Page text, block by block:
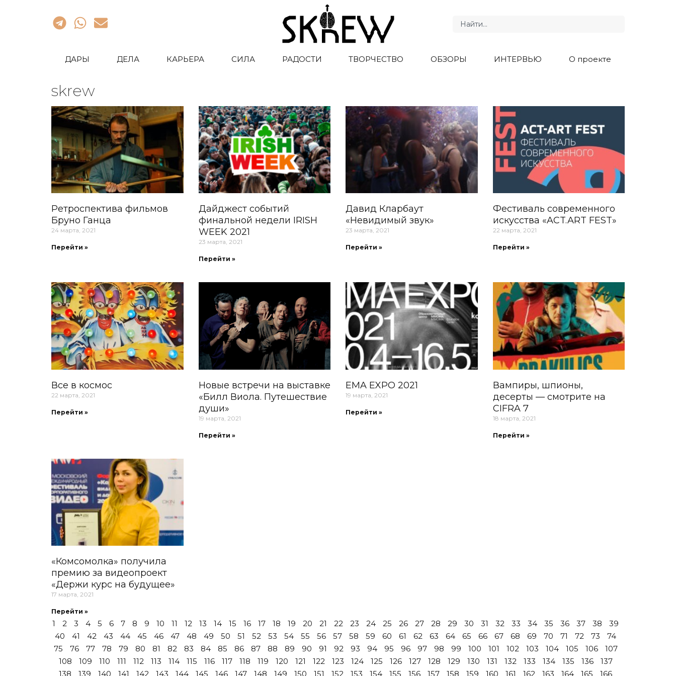
ДАРЫ ДЕЛА КАРЬЕРА СИЛА РАДОСТИ ТВОРЧЕСТВО ОБЗОРЫ ИНТЕРВЬЮ О проекте
skrew
Ретроспектива фильмов
Бруно Ганца
24 марта, 2021
Перейти »
Дайджест событий
финальной недели IRISH
WEEK 2021
23 марта, 2021
Перейти »
Давид Кларбаут
«Невидимый звук»
23 марта, 2021
Перейти »
Фестиваль современного
искусства «ACT.ART FEST»
22 марта, 2021
Перейти »
Все в космос
22 марта, 2021
Перейти »
Новые встречи на выставке
«Билл Виола. Путешествие
души»
19 марта, 2021
Перейти »
EMA EXPO 2021
19 марта, 2021
Перейти »
Вампиры, шпионы,
десерты — смотрите на
CIFRA 7
18 марта, 2021
Перейти »
«Комсомолка» получила
премию за видеопроект
«Держи курс на будущее»
17 марта, 2021
Перейти »
1 2 3 4 5 6 7 8 9 10 11 12 13 14 15 16 17 18 19 20 21 22 23 24 25 26 27 28 29 30 31 32 33 34 35 36 37 38
39
40
41 42 43 44 45 46 47 48 49 50 51 52 53 54 55 56 57 58 59 60 61 62 63 64 65 66 67 68 69 70 71 72 73
74
75
76 77 78 79 80 81 82 83 84 85 86 87 88 89 90 91 92 93 94 95 96 97 98 99 100 101 102 103 104 105 106
107
108
109 110 111 112 113 114 115 116 117 118 119 120 121 122 123 124 125 126 127 128 129 130 131 132 133 134 135 136
137
138
139 140 141 142 143 144 145 146 147 148 149 150 151 152 153 154 155 156 157 158 159 160 161 162 163 164 165 166